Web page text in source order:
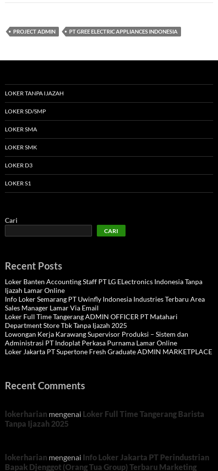
PROJECT ADMIN PT GREE ELECTRIC APPLIANCES INDONESIA
LOKER TANPA IJAZAH
LOKER SD/SMP
LOKER SMA
LOKER SMK
LOKER D3
LOKER S1
Cari
CARI
Recent Posts
Loker Banten Accounting Staff PT LG ELectronics Indonesia Tanpa
Ijazah Lamar Online
Info Loker Semarang PT Uwinfly Indonesia Industries Terbaru Area
Sales Manager Lamar Via Email
Loker Full Time Tangerang ADMIN OFFICER PT Matahari
Department Store Tbk Tanpa Ijazah 2025
Lowongan Kerja Karawang Supervisor Produksi – Sistem dan
Administrasi PT Indoplat Perkasa Purnama Lamar Online
Loker Jakarta PT Supertone Fresh Graduate ADMIN MARKETPLACE
Recent Comments
lokerharian mengenai Loker Full Time Tangerang Barista
Tanpa Ijazah 2025
lokerharian mengenai Info Loker Jakarta PT Perindustrian
Bapak Djenggot (Orang Tua Group) Terbaru Marketing